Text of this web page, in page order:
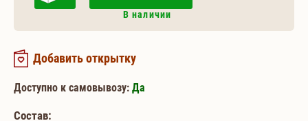
В наличии
Добавить открытку
Доступно к самовывозу: Да
Состав: